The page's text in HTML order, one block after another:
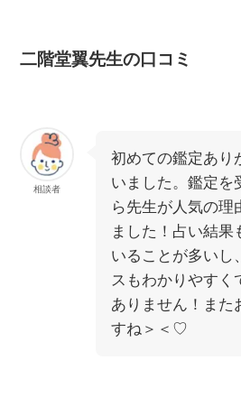
二階堂翼先生の口コミ
相談者
初めての鑑定あり
いました。鑑定を
ら先生が人気の理
ました！占い結果
いることが多いし
スもわかりやすく
ありません！また
すね＞＜♡